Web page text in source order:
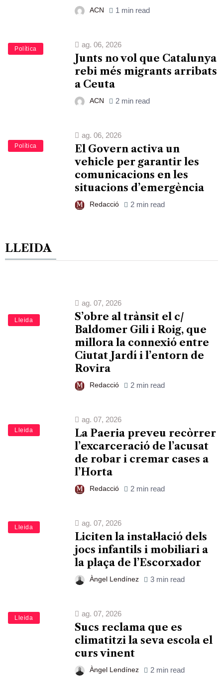
ACN 1 min read
Política
ag. 06, 2026
Junts no vol que Catalunya
rebi més migrants arribats
a Ceuta
ACN 2 min read
Política
ag. 06, 2026
El Govern activa un
vehicle per garantir les
comunicacions en les
situacions d’emergència
Redacció 2 min read
LLEIDA
Lleida
ag. 07, 2026
S’obre al trànsit el c/
Baldomer Gili i Roig, que
millora la connexió entre
Ciutat Jardí i l’entorn de
Rovira
Redacció 2 min read
Lleida
ag. 07, 2026
La Paeria preveu recòrrer
l’excarceració de l’acusat
de robar i cremar cases a
l’Horta
Redacció 2 min read
Lleida
ag. 07, 2026
Liciten la instal·lació dels
jocs infantils i mobiliari a
la plaça de l’Escorxador
Àngel Lendínez 3 min read
Lleida
ag. 07, 2026
Sucs reclama que es
climatitzi la seva escola el
curs vinent
Àngel Lendínez 2 min read